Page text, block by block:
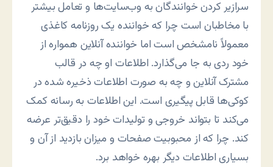
سرازیر کردن خوانندگان به وب‌سایت‌ها و تعامل بیشتر
با مخاطبان است چرا که خواننده یک روزنامه کاغذی
معمولاً نامشخص است اما خواننده آنلاین همواره از
خود ردی به جا می‌گذارد. اطلاعات او چه در قالب
مشترک آنلاین و چه به صورت اطلاعات ذخیره شده در
کوکی‌ها قابل پیگیری است. این اطلاعات به رسانه کمک
می‌کند تا بتواند خروجی و تولیدات خود را دقیق‌تر عرضه
کند. چرا که از محبوبیت صفحات و میزان بازدید از آن و
بسیاری اطلاعات دیگر بهره خواهد برد.